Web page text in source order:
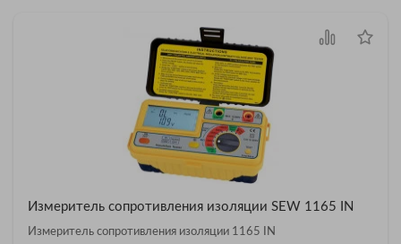
Измеритель сопротивления изоляции SEW 1165 IN
Измеритель сопротивления изоляции 1165 IN